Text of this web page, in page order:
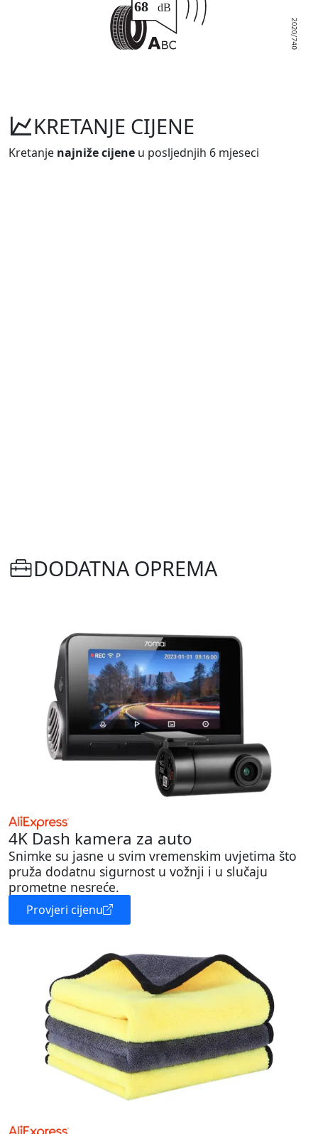
KRETANJE CIJENE
Kretanje najniže cijene u posljednjih 6 mjeseci
DODATNA OPREMA
4K Dash kamera za auto
Snimke su jasne u svim vremenskim uvjetima što
pruža dodatnu sigurnost u vožnji i u slučaju
prometne nesreće.
Provjeri cijenu